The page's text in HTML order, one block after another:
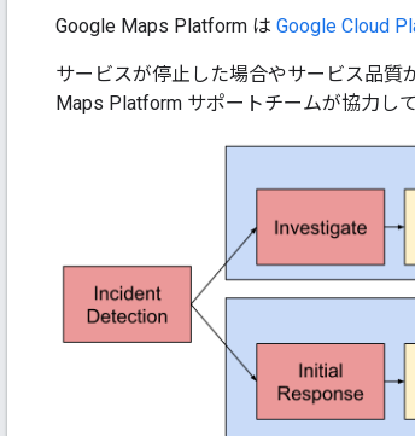
Google Maps Platform は Google Cloud
サービスが停止した場合やサービス品質
Maps Platform サポートチームが協力し